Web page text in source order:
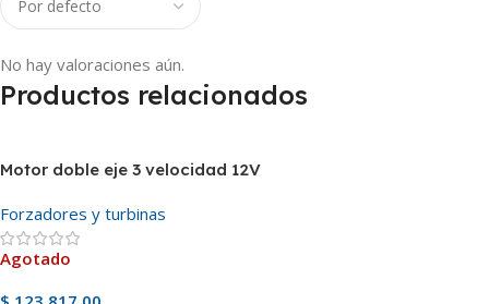
No hay valoraciones aún.
Productos relacionados
Motor doble eje 3 velocidad 12V
Forzadores y turbinas
Agotado